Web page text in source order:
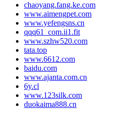
chaoyang.fang.ke.com
www.aimengpet.com
www.yefengsns.cn
qqq61_com.ii1.fit
www.szhw520.com
tata.top
www.6612.com
baidu.com
www.ajanta.com.cn
6y.cl
www.123silk.com
duokaima888.cn